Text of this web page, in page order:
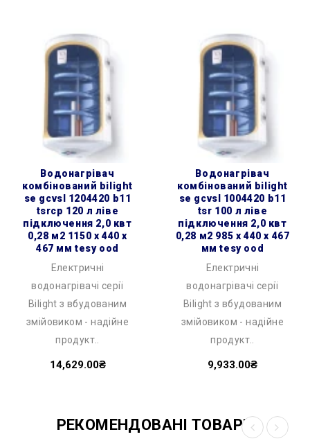
водонагрівач
комбінований bilight
se gcvsl 1204420 b11
tsrcp 120 л ліве
підключення 2,0 квт
0,28 м2 1150 x 440 x
467 мм tesy ood
Електричні
водонагрівачі серії
Bilight з вбудованим
змійовиком - надійне
продукт..
14,629.00₴
водонагрівач
комбінований bilight
se gcvsl 1004420 b11
tsr 100 л ліве
підключення 2,0 квт
0,28 м2 985 x 440 x 467
мм tesy ood
Електричні
водонагрівачі серії
Bilight з вбудованим
змійовиком - надійне
продукт..
9,933.00₴
РЕКОМЕНДОВАНІ ТОВАРИ